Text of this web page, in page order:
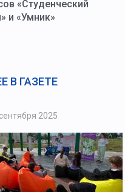
«Студенческий
и «Умник»
В ГАЗЕТЕ
2025